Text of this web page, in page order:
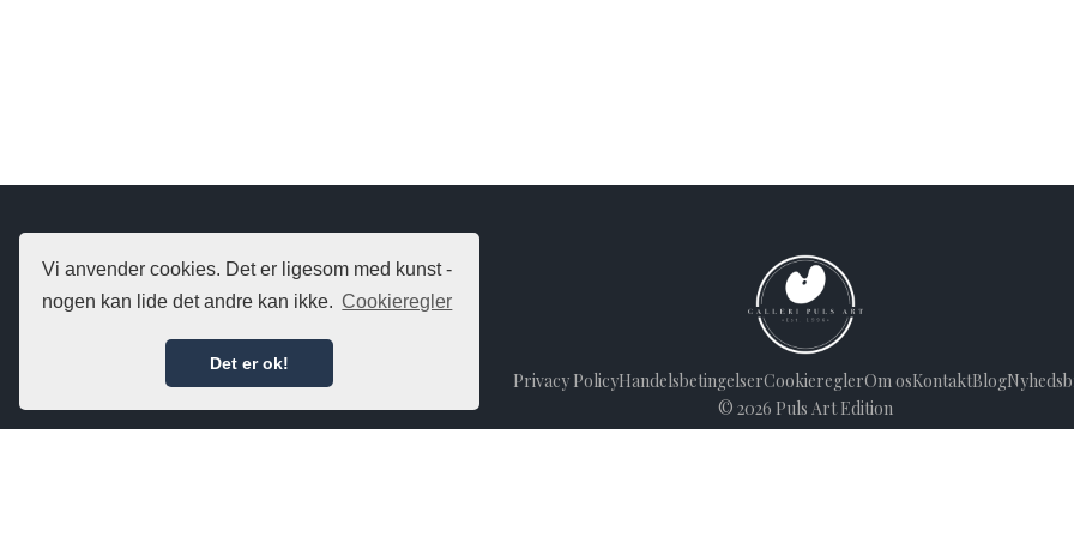
Vi anvender cookies. Det er ligesom med kunst -
nogen kan lide det andre kan ikke. Cookieregler
Det er ok!
Privacy PolicyHandelsbetingelserCookiereglerOm osKontaktBlog
© 2026 Puls Art Edition